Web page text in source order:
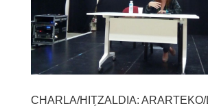
CHARLA/HITZALDIA: ARARTEKO/